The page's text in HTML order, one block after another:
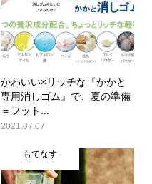
かわいい×リッチな『かかと
専用消しゴム』で、夏の準備
＝フット...
2021.07.07
もてなす